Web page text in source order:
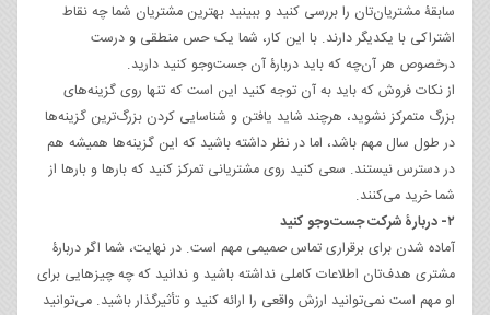
سابقۀ مشتریان‌تان را بررسی کنید و ببینید بهترین مشتریان شما چه نقاط
اشتراکی با یکدیگر دارند. با این کار، شما یک حس منطقی و درست
درخصوص هر آن‌چه که باید دربارۀ آن جست‌وجو کنید دارید.
از نکات فروش که باید به آن توجه کنید این است که تنها روی گزینه‌های
بزرگ متمرکز نشوید، هرچند شاید یافتن و شناسایی کردن بزرگ‌ترین گزینه‌ها
در طول سال مهم باشد، اما در نظر داشته باشید که این گزینه‌ها همیشه هم
در دسترس نیستند. سعی کنید روی مشتریانی تمرکز کنید که بارها و بارها از
شما خرید می‌کنند.
۲- دربارۀ شرکت جست‌وجو کنید
آماده شدن برای برقراری تماس صمیمی مهم است. در نهایت، شما اگر دربارۀ
مشتری هدف‌تان اطلاعات کاملی نداشته باشید و ندانید که چه چیزهایی برای
او مهم است نمی‌توانید ارزش واقعی را ارائه کنید و تأثیرگذار باشید. می‌توانید